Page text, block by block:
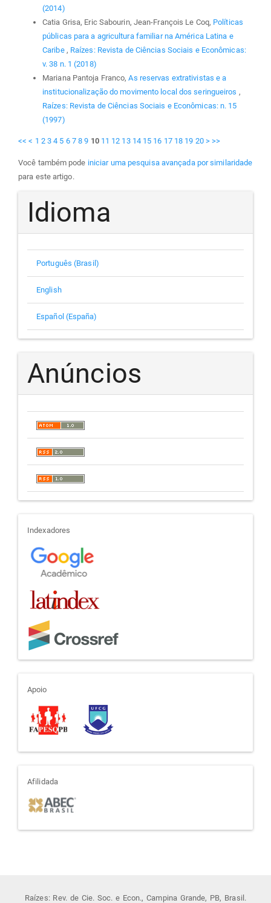
(2014)
Catia Grisa, Eric Sabourin, Jean-François Le Coq, Políticas
públicas para a agricultura familiar na América Latina e
Caribe , Raízes: Revista de Ciências Sociais e Econômicas:
v. 38 n. 1 (2018)
Mariana Pantoja Franco,As reservas extrativistas e a
institucionalização do movimento local dos seringueiros ,
Raízes: Revista de Ciências Sociais e Econômicas: n. 15
(1997)
<< < 1 2 3 4 5 6 7 8 9 10 11 12 13 14 15 16 17 18 19 20 > >>
Você também pode iniciar uma pesquisa avançada por similaridade
para este artigo.
Idioma
Português (Brasil)
English
Español (España)
Anúncios
indexadores
Indexadores
apoio
Apoio
afiliada
Afilidada
Raízes: Rev. de Cie. Soc. e Econ., Campina Grande, PB, Brasil.